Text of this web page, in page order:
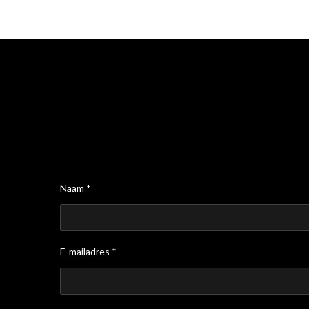
Naam *
E-mailadres *